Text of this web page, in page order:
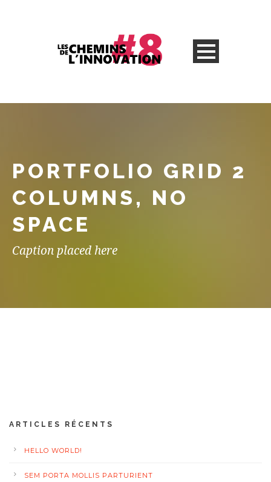
PORTFOLIO GRID 2
COLUMNS, NO
SPACE
Caption placed here
ARTICLES RÉCENTS
HELLO WORLD!
SEM PORTA MOLLIS PARTURIENT